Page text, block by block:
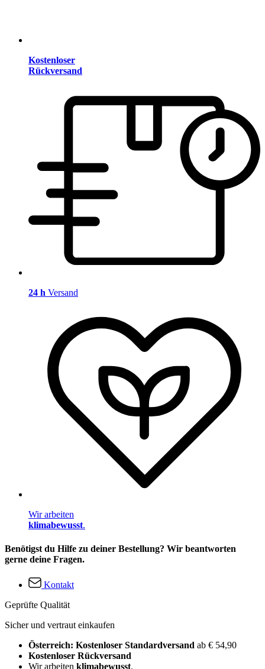
Kostenloser
Rückversand
24 h Versand
Wir arbeiten
klimabewusst.
Benötigst du Hilfe zu deiner Bestellung? Wir beantworten
gerne deine Fragen.
Kontakt
Geprüfte Qualität
Sicher und vertraut einkaufen
Österreich: Kostenloser Standardversand ab € 54,90
Kostenloser Rückversand
Wir arbeiten klimabewusst.